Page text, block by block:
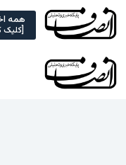
Skip
content
همه
[کلیک